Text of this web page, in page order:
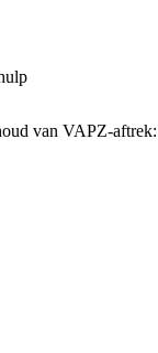
van VAPZ-